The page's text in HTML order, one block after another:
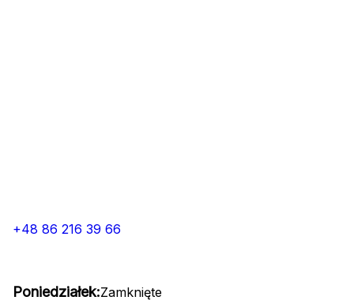
+48 86 216 39 66
Poniedziałek:Zamknięte